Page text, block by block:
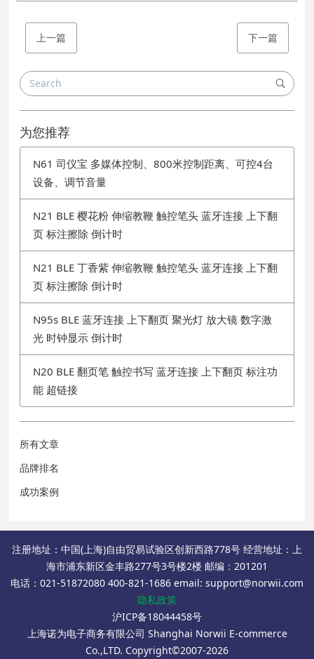
上一篇 下一篇
为您推荐
N61 司仪宝 多媒体控制、800米控制距离、可控4台
设备、调节音量
N21 BLE 樱花粉 伸缩教鞭 触控笔头 蓝牙连接 上下翻
页 标注擦除 倒计时
N21 BLE 丁香紫 伸缩教鞭 触控笔头 蓝牙连接 上下翻
页 标注擦除 倒计时
N95s BLE 蓝牙连接 上下翻页 聚光灯 放大镜 数字激
光 时钟显示 倒计时
N20 BLE 翻页笔 触控书写 蓝牙连接 上下翻页 标注功
能 超链接
所有文章
品牌排名
成功案例
注册地址：中国(上海)自由贸易试验区创新西路778号 经营地址：上
海市浦东新区金丰路277号3号楼2楼 邮编：201201
电话：021-51872080 400-821-1686 email: support@norwii.com
隐私政策
沪ICP备18044458号
上海诺为电子商务有限公司 Shanghai Norwii E-commerce
Co.,LTD. Copyright©2007-2026